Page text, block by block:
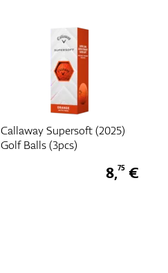
Callaway Chrome Tour X
(3pcs)
16,25 €